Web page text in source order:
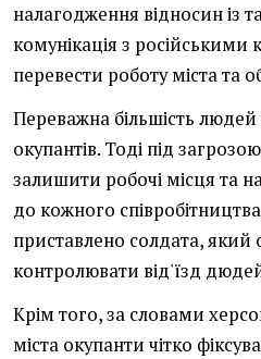
налагодження відносин із
комунікація з
перевести роботу міста та
Переважна більшість
окупантів. Тоді під
залишити робочі місця та
до кожного
приставлено солдата, який
контролювати від'їзд дюдей
Крім того, за словами
міста окупанти чітко